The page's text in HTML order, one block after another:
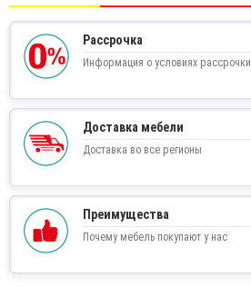
Рассрочка
Информация о условиях рассрочки
Доставка мебели
Доставка во все регионы
Преимущества
Почему мебель покупают у нас